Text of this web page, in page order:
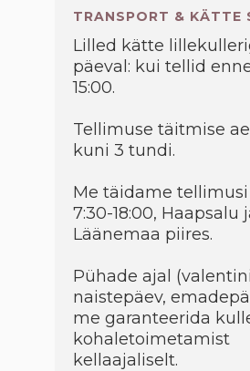
TRANSPORT & KÄTTE
Lilled kätte
päeval: kui tellid
15:00.
Tellimuse täitmise
kuni 3 tundi.
Me täidame
7:30-18:00, Haapsalu
Läänemaa piires.
Pühade ajal
naistepäev,
me garanteerida
kohaletoimetamist
kellaajaliselt.